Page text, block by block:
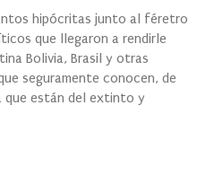
hipócritas junto al féretro
que llegaron a rendirle
Bolivia, Brasil y otras
seguramente conocen, de
que están del extinto y